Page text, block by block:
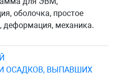
оболочка, простое
деформация, механика.
ОСАДКОВ, ВЫПАВШИХ